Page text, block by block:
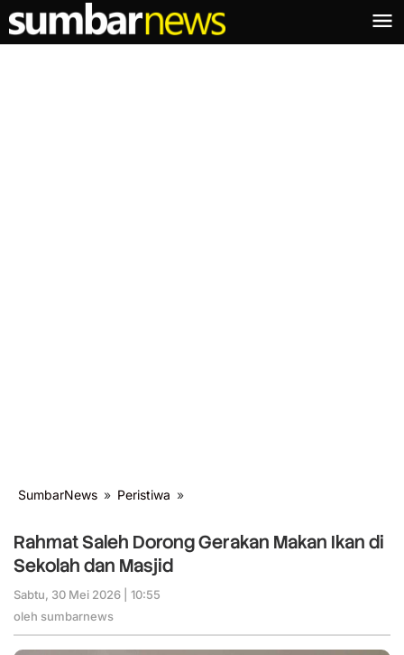
Lewati
ke
konten
SumbarNews » Peristiwa »
Dorong
Gerakan
dan
Rahmat Saleh Dorong Gerakan Makan Ikan di
Sekolah dan Masjid
Sabtu, 30 Mei 2026 | 10:55
oleh sumbarnews